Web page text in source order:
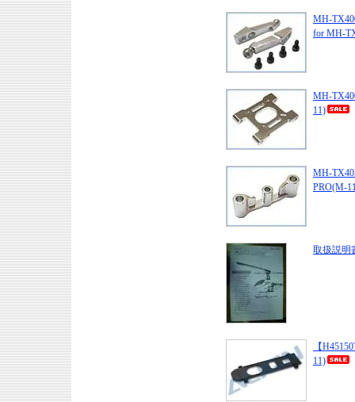
MH-
for MH-
MH-
11)
MH-
PRO(M-
取扱説明
【
11)